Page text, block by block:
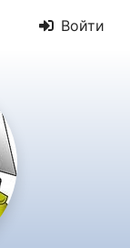
Войти